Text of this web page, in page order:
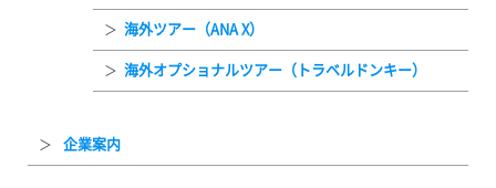
海外ツアー（ANA X）
海外オプショナルツアー（トラベルドンキー）
企業案内